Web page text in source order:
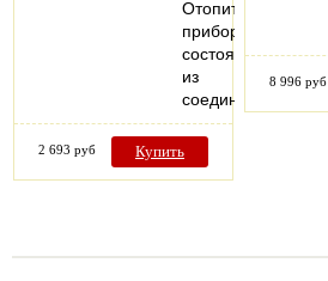
Отопительный
прибор,
состоящий
из
соединенных…
2 693 руб Купить
8 996 руб